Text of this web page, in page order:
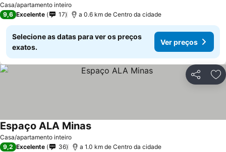
Casa/apartamento inteiro
9,6 Excelente 17 a 0.6 km de Centro da cidade
Selecione as datas para ver os preços
exatos.
Ver preços
Partilhar
Casa/apartamento inteiro
Espaço ALA Minas
9,2 Excelente 36 a 1.0 km de Centro da cidade